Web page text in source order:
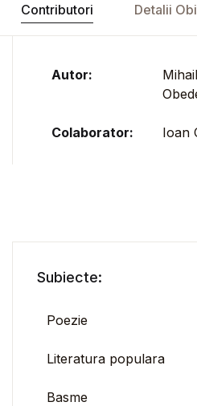
Contributori Detalii
Autor:
Colaborator: Ioan
Subiecte:
Poezie
Literatura populara
Basme